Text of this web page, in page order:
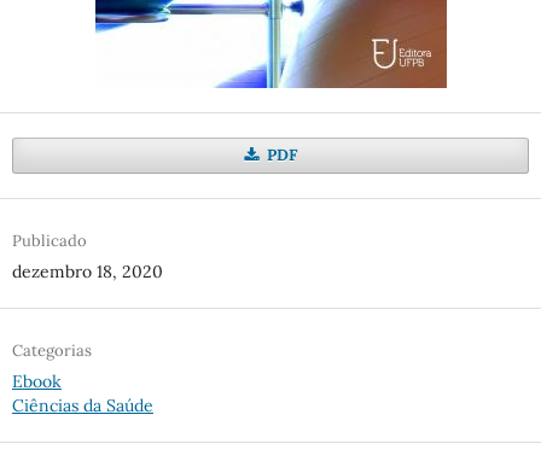
PDF
Publicado
dezembro 18, 2020
Categorias
Ebook
Ciências da Saúde